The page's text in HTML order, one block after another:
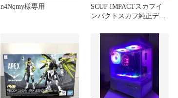
n4Nqmy様専用
SCUF IMPACTスカフイ
ンパクトスカフ純正デジ